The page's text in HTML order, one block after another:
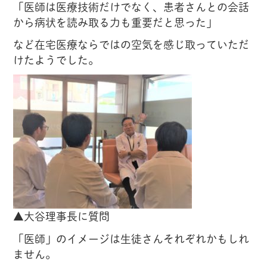
「医師は医療技術だけでなく、患者さんとの会話
から病状を読み取る力も重要だと思った」
など在宅医療ならではの空気を感じ取っていただ
けたようでした。
▲大谷理事長に質問
「医師」のイメージは生徒さんそれぞれかもしれ
ません。